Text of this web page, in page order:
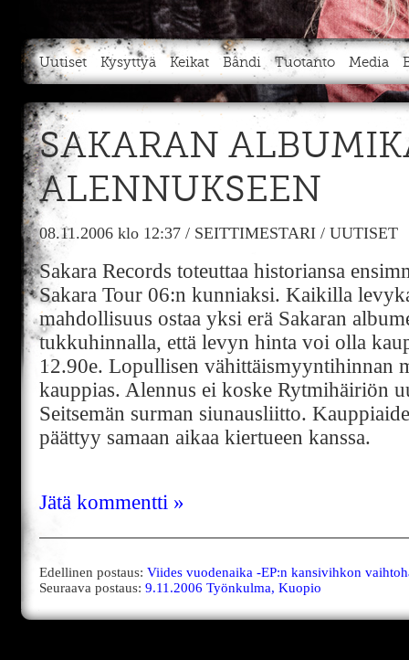
Uutiset Kysyttyä Keikat Bändi Tuotanto Media
SAKARAN
ALENNUKSEEN
08.11.2006 klo 12:37 / SEITTIMESTARI / UUTISET
Sakara Records toteuttaa historiansa
Sakara Tour 06:n kunniaksi. Kaikilla
mahdollisuus ostaa yksi erä Sakaran
tukkuhinnalla, että levyn hinta voi olla
12.90e. Lopullisen vähittäismyyntihinnan
kauppias. Alennus ei koske Rytmihäiriön
Seitsemän surman siunausliitto.
päättyy samaan aikaa kiertueen kanssa.
Jätä kommentti »
Edellinen postaus: Viides vuodenaika -EP:n kansivihkon
Seuraava postaus: 9.11.2006 Työnkulma, Kuopio